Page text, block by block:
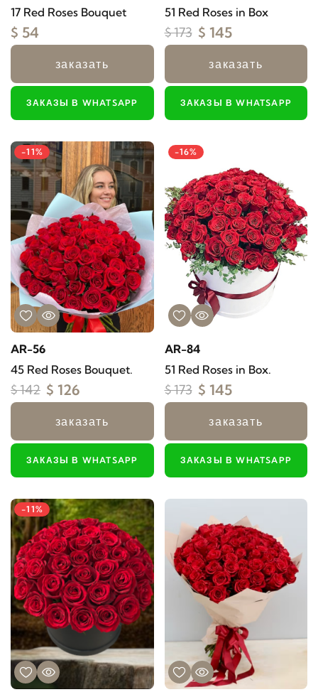
17 Red Roses Bouquet
$ 54
заказать
ЗАКАЗЫ В WHATSAPP
51 Red Roses in Box
$ 173 $ 145
заказать
ЗАКАЗЫ В WHATSAPP
-11%
AR-56
45 Red Roses Bouquet.
$ 142 $ 126
заказать
ЗАКАЗЫ В WHATSAPP
-16%
AR-84
51 Red Roses in Box.
$ 173 $ 145
заказать
ЗАКАЗЫ В WHATSAPP
-11%